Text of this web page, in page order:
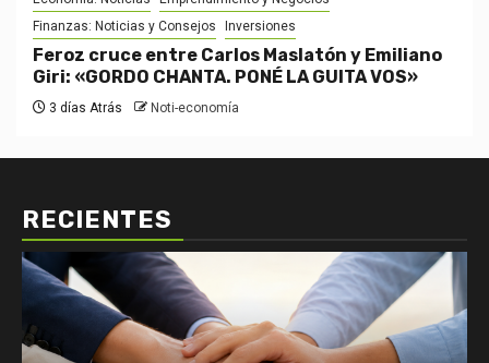
Finanzas: Noticias y Consejos
Inversiones
Feroz cruce entre Carlos Maslatón y Emiliano
Giri: «GORDO CHANTA. PONÉ LA GUITA VOS»
3 días Atrás Noti-economía
RECIENTES